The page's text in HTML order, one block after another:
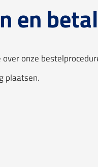
en
onze
plaatsen.